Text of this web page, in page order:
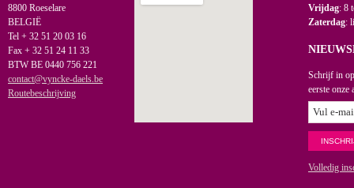
8800 Roeselare
BELGIË
Tel + 32 51 20 03 16
Fax + 32 51 24 11 33
BTW BE 0440 756 221
contact@vyncke-daels.be
Routebeschrijving
Vrijdag: 8
Zaterdag:
Schrijf in
eerste onze
Volledig